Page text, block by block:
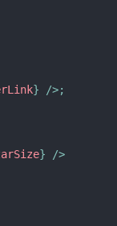
} />;
}
/>